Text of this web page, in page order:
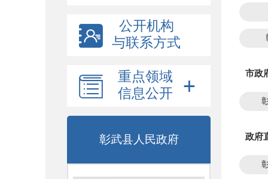
公开机构
与联系方式
重点领域
信息公开
彰武县人民政府
市政
政府